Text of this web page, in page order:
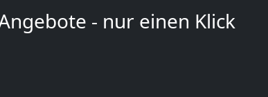
- nur einen Klick